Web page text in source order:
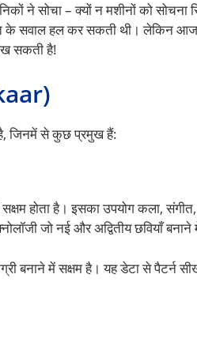
ने सोचा – क्यों न मशीनों को सोचना
के सवाल हल कर सकती थी। लेकिन
सकती है!
है, जिनमें से कुछ प्रमुख हैं:
होता है। इसका उपयोग कला,
जो नई और अद्वितीय छवियाँ बनाने
में सक्षम है। यह डेटा से पैटर्न